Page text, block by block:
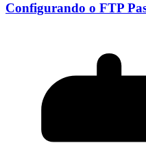
Configurando o FTP